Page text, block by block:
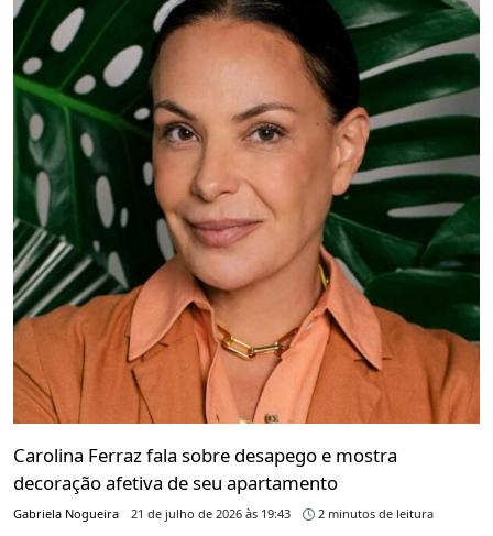
Carolina Ferraz fala sobre desapego e mostra
decoração afetiva de seu apartamento
Gabriela Nogueira 21 de julho de 2026 às 19:43 2 minutos de leitura